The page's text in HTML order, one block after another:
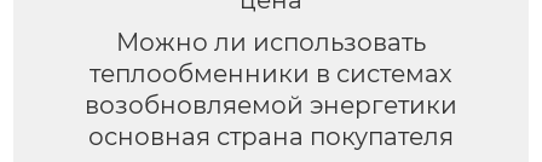
Можно ли использовать
теплообменники в системах
возобновляемой энергетики
основная страна покупателя